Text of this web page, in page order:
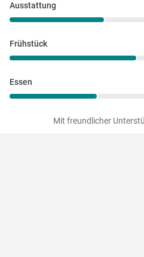
Ausstattung
Frühstück
Essen
Mit freundlicher